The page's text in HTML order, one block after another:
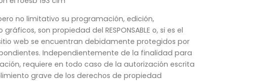
no limitativo su programación, edición,
son propiedad del RESPONSABLE o, si es el
web se encuentran debidamente protegidos por
Independientemente de la finalidad para
requiere en todo caso de la autorización escrita
grave de los derechos de propiedad